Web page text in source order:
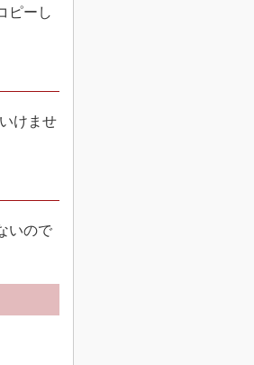
ピーし
けませ
いので